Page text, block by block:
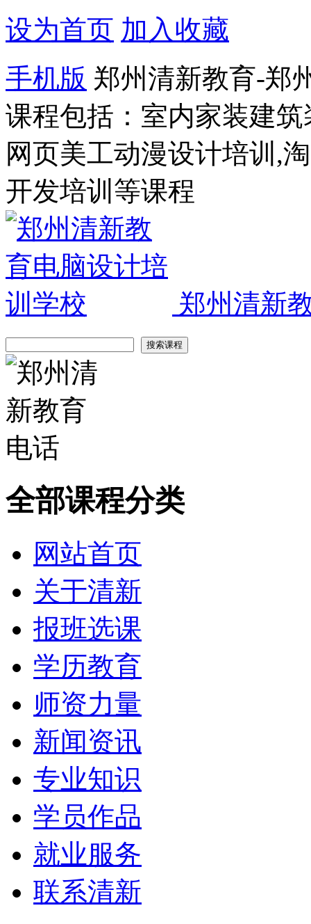
设为首页 加入收藏
手机版 郑州清新教育-郑
课程包括：室内家装建
网页美工动漫设计培训,
开发培训等课程
郑州清新
全部课程分类
网站首页
关于清新
报班选课
学历教育
师资力量
新闻资讯
专业知识
学员作品
就业服务
联系清新